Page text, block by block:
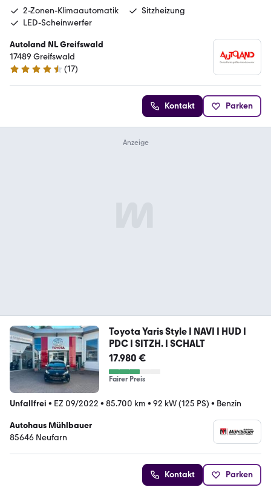
2-Zonen-Klimaautomatik
Sitzheizung
LED-Scheinwerfer
Autoland NL Greifswald
17489 Greifswald
4.7 Sterne
(17)
Kontakt Parken
Toyota Yaris Style I NAVI I HUD I
PDC I SITZH. I SCHALT
17.980 €
Fairer Preis
Unfallfrei • EZ 09/2022 • 85.700 km • 92 kW (125 PS) • Benzin
Autohaus Mühlbauer
85646 Neufarn
Kontakt Parken